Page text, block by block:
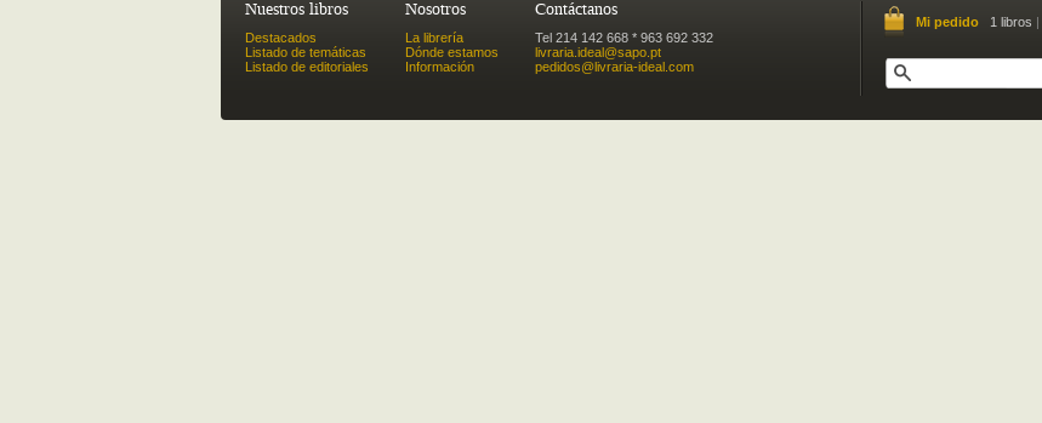
Nuestros libros
Destacados
Listado de temáticas
Listado de editoriales
Nosotros
La librería
Dónde estamos
Información
Contáctanos
Tel 214 142 668 * 963 692 332
livraria.ideal@sapo.pt
pedidos@livraria-ideal.com
Mi pedido 1 libros |